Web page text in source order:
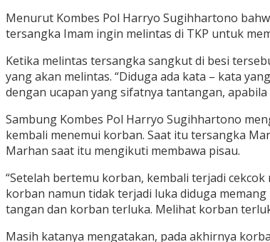
Menurut Kombes Pol Harryo Sugihhartono
tersangka Imam ingin melintas di TKP untuk
Ketika melintas tersangka sangkut di besi
yang akan melintas. “Diduga ada kata – kata
dengan ucapan yang sifatnya tantangan,
Sambung Kombes Pol Harryo Sugihhartono
kembali menemui korban. Saat itu tersangka
Marhan saat itu mengikuti membawa pisau.
“Setelah bertemu korban, kembali terjadi
korban namun tidak terjadi luka diduga
tangan dan korban terluka. Melihat korban
Masih katanya mengatakan, pada akhirnya